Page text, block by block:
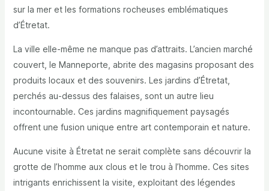
sur la mer et les formations rocheuses emblématiques
d’Étretat.
La ville elle-même ne manque pas d’attraits. L’ancien marché
couvert, le Manneporte, abrite des magasins proposant des
produits locaux et des souvenirs. Les jardins d’Étretat,
perchés au-dessus des falaises, sont un autre lieu
incontournable. Ces jardins magnifiquement paysagés
offrent une fusion unique entre art contemporain et nature.
Aucune visite à Étretat ne serait complète sans découvrir la
grotte de l’homme aux clous et le trou à l’homme. Ces sites
intrigants enrichissent la visite, exploitant des légendes